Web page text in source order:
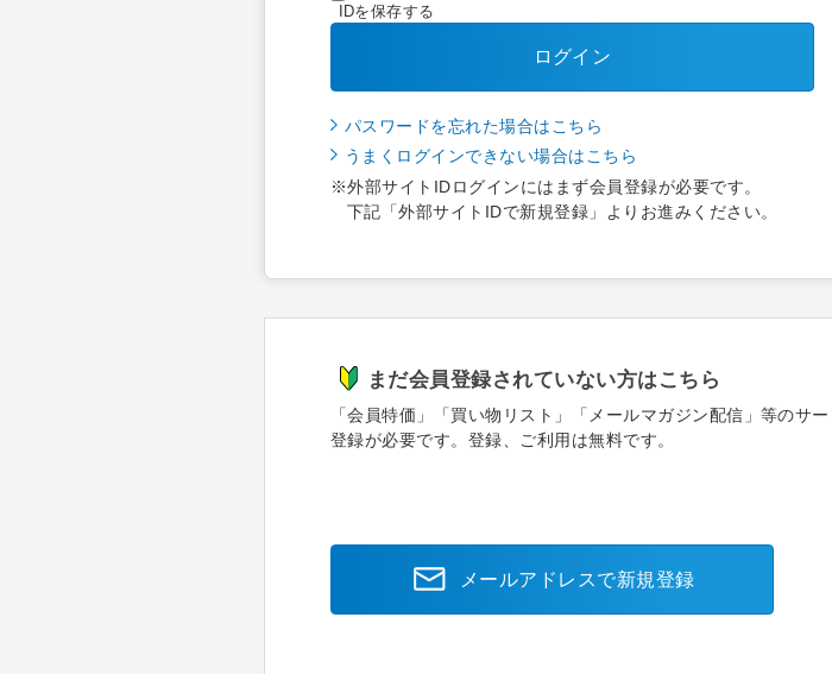
IDを保存する
ログイン
パスワードを忘れた場合はこちら
うまくログインできない場合はこちら
※外部サイトIDログインにはまず会員登録が必要です。
下記「外部サイトIDで新規登録」よりお進みください。
まだ会員登録されていない方はこちら
「会員特価」「買い物リスト」「メールマガジン配信」等のサ
登録が必要です。登録、ご利用は無料です。
メールアドレスで新規登録